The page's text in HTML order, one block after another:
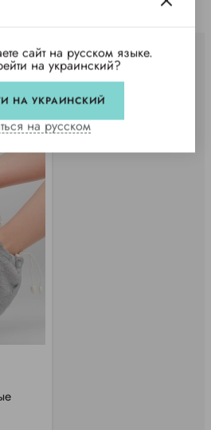
сайт на русском языке.
на украинский?
НА УКРАИНСКИЙ
на русском